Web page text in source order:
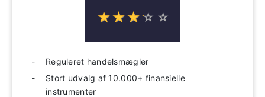
☆☆☆☆ ☆
★★★★ ★
Reguleret handelsmægler
Stort udvalg af 10.000+ finansielle
instrumenter